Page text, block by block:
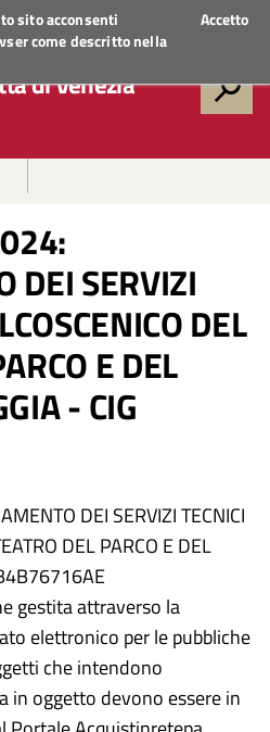
sito acconsenti
come descritto nella
Accetto
di Venezia
su
su
su
su
DEI SERVIZI
DEL
E DEL
- CIG
DEI SERVIZI TECNICI
DEL PARCO E DEL
gestita attraverso la
elettronico per le pubbliche
che intendono
in oggetto devono essere in